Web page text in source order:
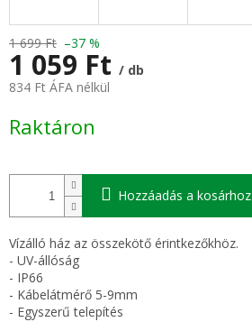
1 699 Ft –37 %
1 059 Ft / db
834 Ft ÁFA nélkül
Raktáron
Hozzáadás a kosárhoz
Vízálló ház az összekötő érintkezőkhöz.
- UV-állóság
- IP66
- Kábelátmérő 5-9mm
- Egyszerű telepítés